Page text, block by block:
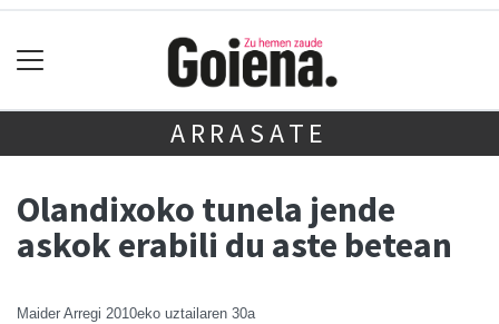
ARRASATE
Olandixoko tunela jende
askok erabili du aste betean
Maider Arregi 2010eko uztailaren 30a